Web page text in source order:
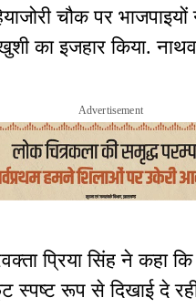
चौक पर
का इजहार किया.
Advertisement
प्रिया सिंह ने कहा
रूप से दिखाई दे